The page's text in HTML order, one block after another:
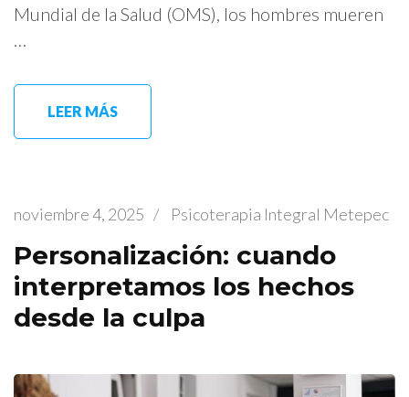
Mundial de la Salud (OMS), los hombres mueren
…
LEER MÁS
noviembre 4, 2025 / Psicoterapia Integral Metepec
Personalización: cuando
interpretamos los hechos
desde la culpa